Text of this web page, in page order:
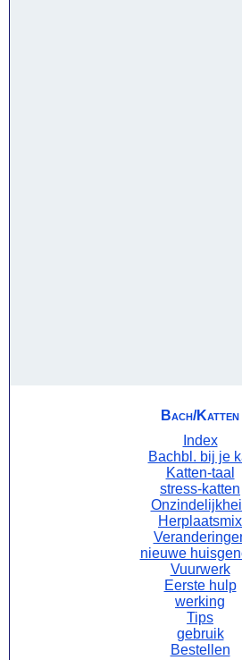
Bach/Katten
Index
Bachbl. bij je
Katten-taal
stress-katten
Herplaatsmix
nieuwe
Vuurwerk
Eerste hulp
werking
Tips
gebruik
Bestellen